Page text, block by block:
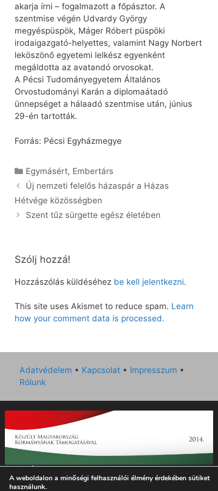
akarja írni – fogalmazott a főpásztor. A
szentmise végén Udvardy György
megyéspüspök, Máger Róbert püspöki
irodaigazgató-helyettes, valamint Nagy Norbert
leköszönő egyetemi lelkész egyenként
megáldotta az avatandó orvosokat.
A Pécsi Tudományegyetem Általános
Orvostudományi Karán a diplomaátadó
ünnepséget a hálaadó szentmise után, június
29-én tartották.
Forrás: Pécsi Egyházmegye
Kategória
Egymásért, Embertárs
Új nemzeti felelős házaspár a Házas
Hétvége közösségben
Szent tűz sürgette egész életében
Szólj hozzá!
Hozzászólás küldéséhez be kell jelentkezni.
This site uses Akismet to reduce spam. Learn
how your comment data is processed.
Adatvédelem • Kapcsolat • Impresszum •
Rólunk
„Az Új Ember katolikus hetilap 2014. évi működésének
támogatását az EGYH-KCP-14-P-0121 sz. támogatási
A weboldalon a minőségi felhasználói élmény érdekében sütiket
használunk.